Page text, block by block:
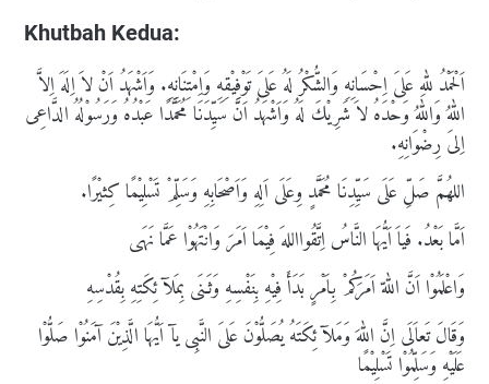
Khutbah Kedua:
اَلْحَمْدُ للهِ عَلىَ اِحْسَانِهِ وَالشُّكْرُ لَهُ عَلىَ تَوْفِيْقِهِ وَاِمْتِنَانِهِ. وَاَشْهَدُ اَنْ لاَ اِلَهَ اِلاَّ
اللهُ وَاللهُ وَحْدَهُ لاَ شَرِيْكَ لَهُ وَاَشْهَدُ اَنَّ سَيِّدَنَا مُحَمَّدًا عَبْدُهُ وَرَسُوْلُهُ الدَّاعِى
اِلىَ رِضْوَانِهِ.
اللهُمَّ صَلِّ عَلَى سَيِّدِنَا مُحَمَّدٍ وِعَلَى اَلِهِ وَاَصْحَابِهِ وَسَلِّمْ تَسْلِيْمًا كِثيْرًا.
اَمَّا بَعْدُ. فَياَ اَيُّهَا النَّاسُ اِتَّقُوااللهَ فِيْمَا اَمَرَ وَانْتَهُوْا عَمَّا نَهَى
وَاعْلَمُوْا اَنَّ اللهّ اَمَرَكُمْ بِاَمْرٍ بَدَأَ فِيْهِ بِنَفْسِهِ وَثَـنَى بِمَلآ ئِكَتِهِ بِقُدْسِهِ
وَقَالَ تَعاَلَى اِنَّ اللهَ وَمَلآ ئِكَتَهُ يُصَلُّوْنَ عَلىَ النَّبِى يآ اَيُّهَا الَّذِيْنَ آمَنُوْا صَلُّوْا
عَلَيْهِ وَسَلِّمُوْا تَسْلِيْمًا